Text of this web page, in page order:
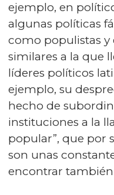
ejemplo, en
algunas políticas
como populistas y
similares a la que
líderes políticos
ejemplo, su
hecho de
instituciones a la
popular”, que por
son unas
encontrar